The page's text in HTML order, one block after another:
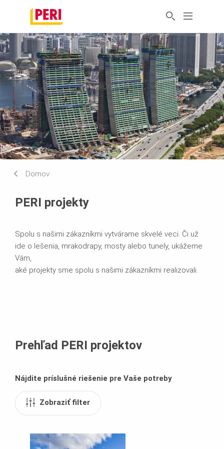
Domov
PERI projekty
Spolu s našimi zákazníkmi vytvárame skvelé veci. Či už
ide o lešenia, mrakodrapy, mosty alebo tunely, ukážeme
Vám,
aké projekty sme spolu s našimi zákazníkmi realizovali.
Prehľad PERI projektov
Nájdite príslušné riešenie pre Vaše potreby
Zobraziť filter